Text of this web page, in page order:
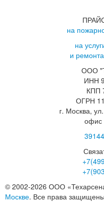
на
на
и
ООО
ИНН
КПП
ОГРН
г. Москва,
офис
© 2002-2026 ООО
Москве. Все права